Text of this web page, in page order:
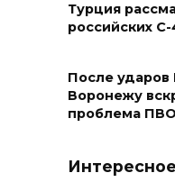
Турция
российских
После
Воронежу
проблема ПВО